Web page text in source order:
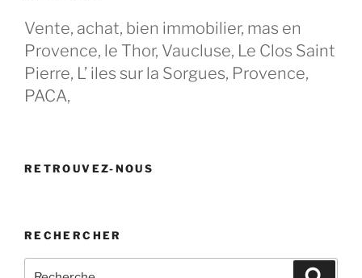
Vente, achat, bien immobilier, mas en
Provence, le Thor, Vaucluse, Le Clos Saint
Pierre, L’ iles sur la Sorgues, Provence,
PACA,
RETROUVEZ-NOUS
RECHERCHER